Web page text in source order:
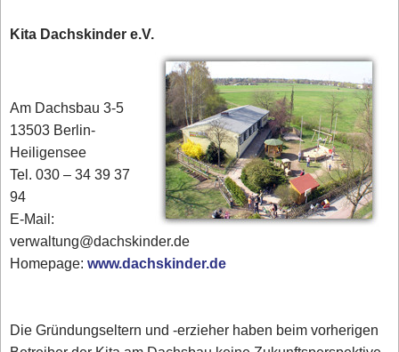
Kita Dachskinder e.V.
Am Dachsbau 3-5
13503 Berlin-
Heiligensee
Tel. 030 – 34 39 37
94
E-Mail:
verwaltung@dachskinder.de
Homepage:www.dachskinder.de
Die Gründungseltern und -erzieher haben beim vorherigen